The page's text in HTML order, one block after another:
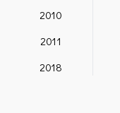
2010
2011
2018